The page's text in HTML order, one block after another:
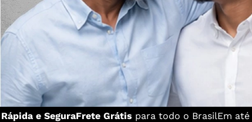
Kits
Rápida e SeguraFrete Grátis para todo o BrasilEm até